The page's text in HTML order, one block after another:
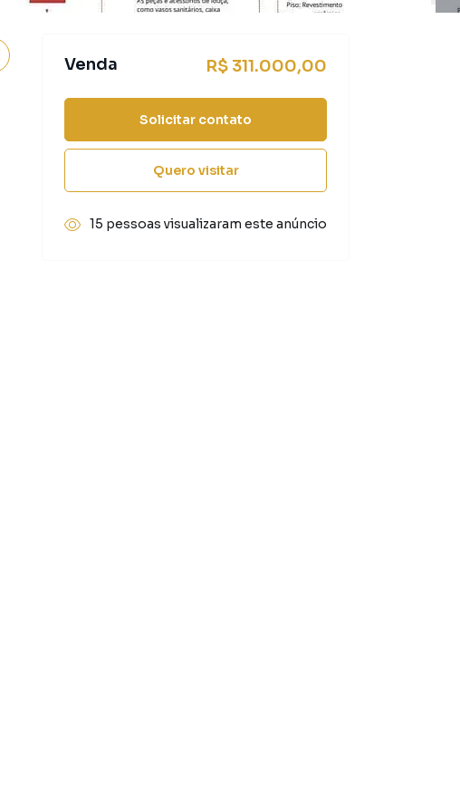
Venda R$ 311.000,00
Solicitar contato
Quero visitar
15 pessoas visualizaram este anúncio